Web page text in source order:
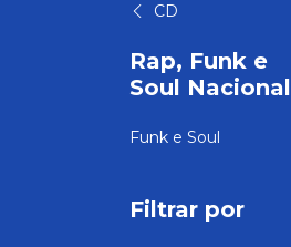
CD
Rap, Funk e
Soul Nacional
Funk e Soul
Filtrar por